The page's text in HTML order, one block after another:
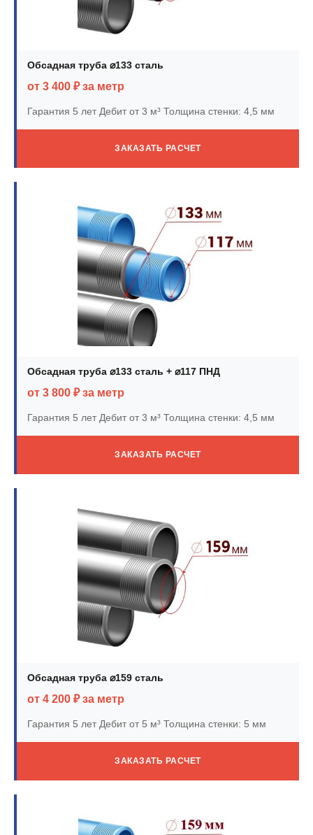
Обсадная труба ⌀133 сталь
от 3 400 ₽ за метр
Гарантия 5 летДебит от 3 м³ Толщина стенки: 4,5 мм
ЗАКАЗАТЬ РАСЧЕТ
Обсадная труба ⌀133 сталь + ⌀117 ПНД
от 3 800 ₽ за метр
Гарантия 5 летДебит от 3 м³ Толщина стенки: 4,5 мм
ЗАКАЗАТЬ РАСЧЕТ
Обсадная труба ⌀159 сталь
от 4 200 ₽ за метр
Гарантия 5 летДебит от 5 м³ Толщина стенки: 5 мм
ЗАКАЗАТЬ РАСЧЕТ